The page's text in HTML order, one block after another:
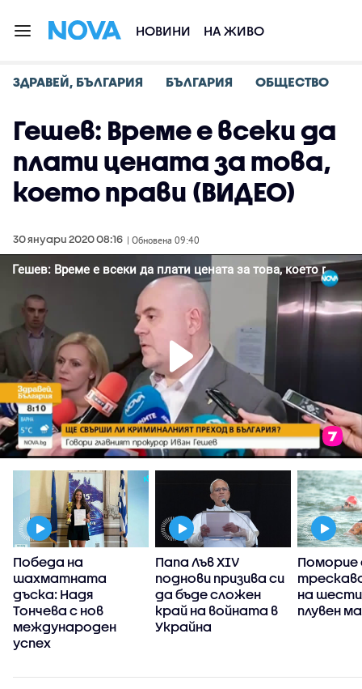
НОВИНИ НА ЖИВО
ЗДРАВЕЙ, БЪЛГАРИЯ БЪЛГАРИЯ ОБЩЕСТВО
Гешев: Време е всеки да
плати цената за това,
което прави (ВИДЕО)
30 януари 2020 08:16 | Обновена 09:40
Победа на
шахматната
дъска: Надя
Тончева с нов
международен
успех
Папа Лъв XIV
поднови призива си
да бъде сложен
край на войната в
Украйна
Поморие
на
плувен